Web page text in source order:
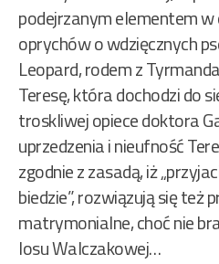
podejrzanym elementem
oprychów o wdzięcznych
Leopard, rodem z
Teresę, która dochodzi do
troskliwej opiece doktora
uprzedzenia i nieufność
zgodnie z zasadą, iż
biedzie”, rozwiązują się też
matrymonialne, choć nie
losu Walczakowej…